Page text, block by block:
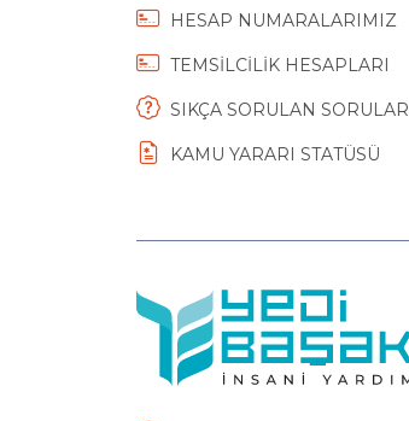
HESAP NUMARALARIMIZ
TEMSİLCİLİK HESAPLARI
SIKÇA SORULAN SORULAR
KAMU YARARI STATÜSÜ